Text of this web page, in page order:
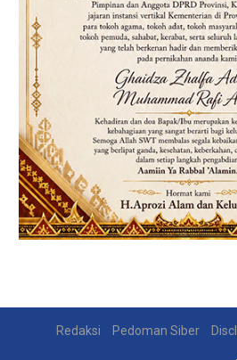
Redaksi Pedoman Siber